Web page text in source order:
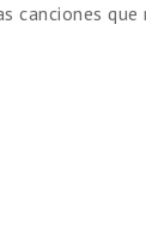
canciones